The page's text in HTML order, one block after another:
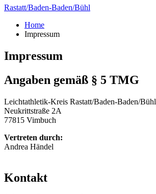
Rastatt/Baden-Baden/Bühl
Home
Impressum
Impressum
Angaben gemäß § 5 TMG
Leichtathletik-Kreis Rastatt/Baden-Baden/Bühl
Neukrittstraße 2A
77815 Vimbuch
Vertreten durch:
Andrea Händel
Kontakt